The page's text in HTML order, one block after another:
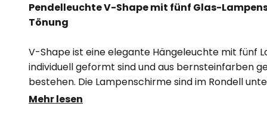
Pendelleuchte V-Shape mit fünf Glas-
Tönung
V-Shape ist eine elegante Hängeleuchte mit fünf
individuell geformt sind und aus bernsteinfarben
bestehen. Die Lampenschirme sind im Rondell
Baldachins aus Metall angeordnet und hängen in
Mehr lesen